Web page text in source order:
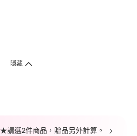
隱藏
選2件商品，贈品另外計算。